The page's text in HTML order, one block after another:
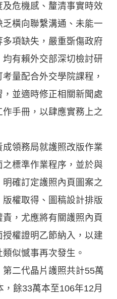
危機感、釐清事實時效
橫向聯繫溝通、未能一
項缺失，嚴重斲傷政府
有賴外交部深切檢討研
量配合外交學院課程，
並適時修正相關新聞處
手冊，以肆應實務上之
領務局就護照改版作業
標準作業程序，並於與
確訂定護照內頁圖案之
權取得、圖稿設計排版
，尤應將有關護照內頁
權證明乙節納入，以建
似憾事再次發生。
二代晶片護照共計55萬
餘33萬本至106年12月